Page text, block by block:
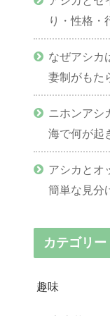
り・性格・
なぜアシカ
妻制がもた
ニホンアシ
海で何が起
アシカとオ
簡単な見分
カテゴリー
趣味